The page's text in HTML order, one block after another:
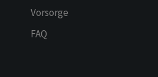
Vorsorge
FAQ